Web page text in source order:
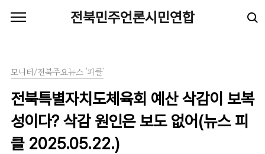
전북민주언론시민연합
모니터/전북주요뉴스 '피클'
전북특별자치도체육회 예산 삭감이 보복
성이다? 삭감 원인은 보도 없어(뉴스 피
클 2025.05.22.)